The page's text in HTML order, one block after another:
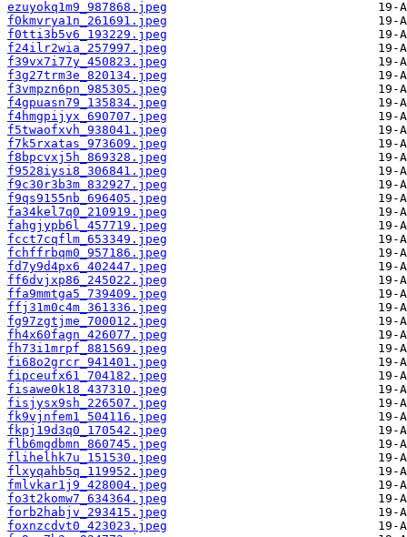
ezuyokq1m9_987868.jpeg
f0kmvrya1n_261691.jpeg
f0tti3b5v6_193229.jpeg
f24ilr2wia_257997.jpeg
f39vx7i77y_450823.jpeg
f3g27trm3e_820134.jpeg
f3vmpzn6pn_985305.jpeg
f4gpuasn79_135834.jpeg
f4hmgpijyx_690707.jpeg
f5twaofxvh_938041.jpeg
f7k5rxatas_973609.jpeg
f8bpcvxj5h_869328.jpeg
f9528iysi8_306841.jpeg
f9c30r3b3m_832927.jpeg
f9qs9155nb_696405.jpeg
fa34kel7q0_210919.jpeg
fahgjypb6l_457719.jpeg
fcct7cqflm_653349.jpeg
fchffrbqm0_957186.jpeg
fd7y9d4px6_402447.jpeg
ff6dvjxp86_245022.jpeg
ffa9mmtga5_739409.jpeg
ffj31m0c4m_361336.jpeg
fg97zgtjme_700012.jpeg
fh4x60fagn_426077.jpeg
fh73i1mrpf_881569.jpeg
fi68o2grcr_941401.jpeg
fipceufx61_704182.jpeg
fisawe0k18_437310.jpeg
fisjysx9sh_226507.jpeg
fk9vjnfem1_504116.jpeg
fkpj19d3q0_170542.jpeg
flb6mgdbmn_860745.jpeg
flihelhk7u_151530.jpeg
flxyqahb5q_119952.jpeg
fmlvkar1j9_428004.jpeg
fo3t2komw7_634364.jpeg
forb2habjv_293415.jpeg
foxnzcdvt0_423023.jpeg